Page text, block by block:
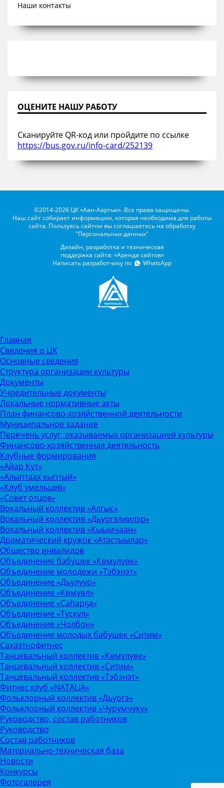
Наши контакты
ОЦЕНИТЕ НАШУ РАБОТУ
Сканируйте QR-код или пройдите по ссылке
https://bus.gov.ru/info-card/252139
©2014-2026 ЦК «Аан-Аартык». Все права защищены.
Наш сайт собирает информацию, которая необходима для работы
сайта. Пользуясь сайтом вы соглашаетесь на обработку
"Персональных данных"
Дизайн, разработка и техническая
поддержка сайта: «Аренда сайтов»
Написать разработчику по
WhatsApp
Главная
Сведения о ЦК
Основные сведения
Структура организации культуры
Документы
Учредительные документы
Локальные нормативные акты
План финансово-хозяйственной деятельности
Муниципальное задание
Перечень услуг, оказываемых организацией культуры
Финансово-хозяйственная деятельность
Клубные формирования
«Айар Кут»
«Алыптаах кыптый»
«Клуб умельцев»
«Совет отцов»
Вокальный коллектив «Алгыс»
Вокальный коллектив «Дьуогэлиилэр»
Вокальный коллектив «Кыымчаан»
Драматический кружок «Атастыылар»
Общество инвалидов
Объединение бабушек «Көмүлүөк»
Объединение молодежи «Тэбэнэт»
Объединение «Дьулуур»
Объединение «Көмүөл»
Объединение «Саhарҕа»
Объединение «Тускул»
Объединение «Чолбон»
Объединение молодых бабушек «Ситим»
Сахаэтнофитнес
Танцевальный коллектив «Көмүлүөк»
Танцевальный коллектив «Ситим»
Танцевальный коллектив «Тэбэнэт»
Фитнес клуб «NATALIA»
Фольклорный коллектив «Дьуогэ»
Фольклорный коллектив «Чурумчуку»
Руководство, состав работников
Руководство
Состав работников
Материально-техническая база
Новости
Конкурсы
Фотогалерея